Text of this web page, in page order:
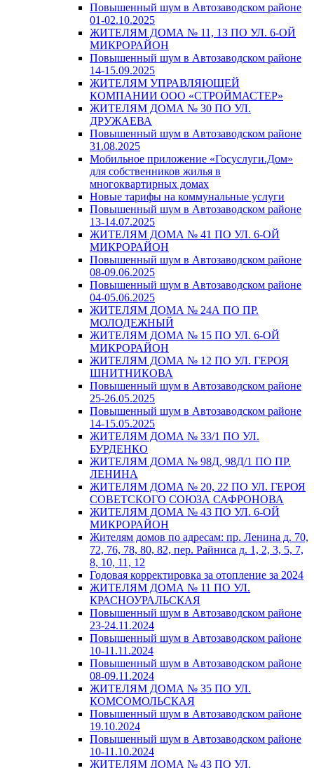
Повышенный шум в Автозаводском районе
01-02.10.2025
ЖИТЕЛЯМ ДОМА № 11, 13 ПО УЛ. 6-ОЙ
МИКРОРАЙОН
Повышенный шум в Автозаводском районе
14-15.09.2025
ЖИТЕЛЯМ УПРАВЛЯЮЩЕЙ
КОМПАНИИ ООО «СТРОЙМАСТЕР»
ЖИТЕЛЯМ ДОМА № 30 ПО УЛ.
ДРУЖАЕВА
Повышенный шум в Автозаводском районе
31.08.2025
Мобильное приложение «Госуслуги.Дом»
для собственников жилья в
многоквартирных домах
Новые тарифы на коммунальные услуги
Повышенный шум в Автозаводском районе
13-14.07.2025
ЖИТЕЛЯМ ДОМА № 41 ПО УЛ. 6-ОЙ
МИКРОРАЙОН
Повышенный шум в Автозаводском районе
08-09.06.2025
Повышенный шум в Автозаводском районе
04-05.06.2025
ЖИТЕЛЯМ ДОМА № 24А ПО ПР.
МОЛОДЕЖНЫЙ
ЖИТЕЛЯМ ДОМА № 15 ПО УЛ. 6-ОЙ
МИКРОРАЙОН
ЖИТЕЛЯМ ДОМА № 12 ПО УЛ. ГЕРОЯ
ШНИТНИКОВА
Повышенный шум в Автозаводском районе
25-26.05.2025
Повышенный шум в Автозаводском районе
14-15.05.2025
ЖИТЕЛЯМ ДОМА № 33/1 ПО УЛ.
БУРДЕНКО
ЖИТЕЛЯМ ДОМА № 98Д, 98Д/1 ПО ПР.
ЛЕНИНА
ЖИТЕЛЯМ ДОМА № 20, 22 ПО УЛ. ГЕРОЯ
СОВЕТСКОГО СОЮЗА САФРОНОВА
ЖИТЕЛЯМ ДОМА № 43 ПО УЛ. 6-ОЙ
МИКРОРАЙОН
Жителям домов по адресам: пр. Ленина д. 70,
72, 76, 78, 80, 82, пер. Райниса д. 1, 2, 3, 5, 7,
8, 10, 11, 12
Годовая корректировка за отопление за 2024
ЖИТЕЛЯМ ДОМА № 11 ПО УЛ.
КРАСНОУРАЛЬСКАЯ
Повышенный шум в Автозаводском районе
23-24.11.2024
Повышенный шум в Автозаводском районе
10-11.11.2024
Повышенный шум в Автозаводском районе
08-09.11.2024
ЖИТЕЛЯМ ДОМА № 35 ПО УЛ.
КОМСОМОЛЬСКАЯ
Повышенный шум в Автозаводском районе
19.10.2024
Повышенный шум в Автозаводском районе
10-11.10.2024
ЖИТЕЛЯМ ДОМА № 43 ПО УЛ.